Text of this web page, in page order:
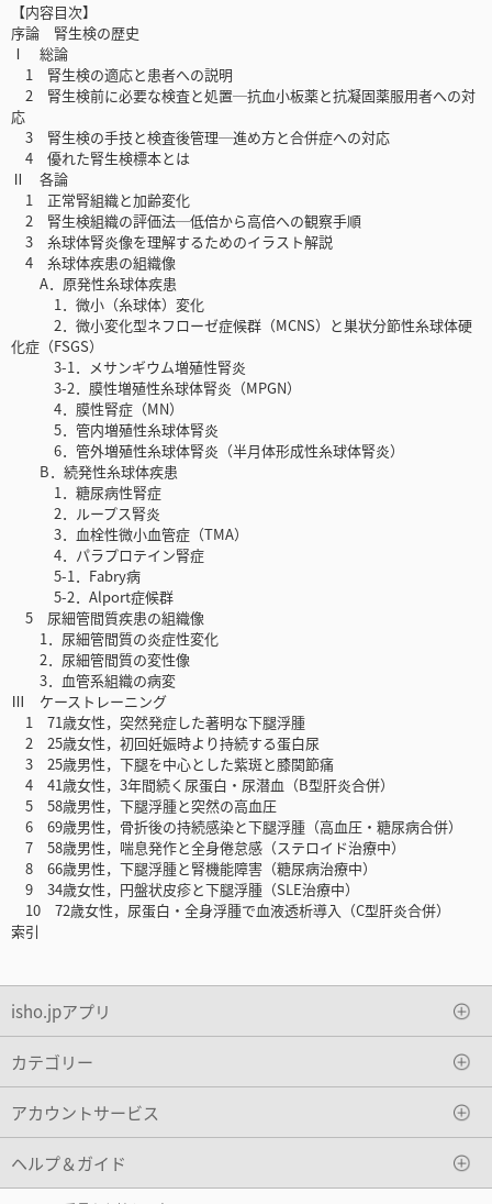
【内容目次】
序論 腎生検の歴史
Ⅰ 総論
1 腎生検の適応と患者への説明
2 腎生検前に必要な検査と処置─抗血小板薬と抗凝固薬服用者への対
応
3 腎生検の手技と検査後管理─進め方と合併症への対応
4 優れた腎生検標本とは
Ⅱ 各論
1 正常腎組織と加齢変化
2 腎生検組織の評価法─低倍から高倍への観察手順
3 糸球体腎炎像を理解するためのイラスト解説
4 糸球体疾患の組織像
A．原発性糸球体疾患
1．微小（糸球体）変化
2．微小変化型ネフローゼ症候群（MCNS）と巣状分節性糸球体硬
化症（FSGS）
3-1．メサンギウム増殖性腎炎
3-2．膜性増殖性糸球体腎炎（MPGN）
4．膜性腎症（MN）
5．管内増殖性糸球体腎炎
6．管外増殖性糸球体腎炎（半月体形成性糸球体腎炎）
B．続発性糸球体疾患
1．糖尿病性腎症
2．ループス腎炎
3．血栓性微小血管症（TMA）
4．パラプロテイン腎症
5-1．Fabry病
5-2．Alport症候群
5 尿細管間質疾患の組織像
1．尿細管間質の炎症性変化
2．尿細管間質の変性像
3．血管系組織の病変
Ⅲ ケーストレーニング
1 71歳女性，突然発症した著明な下腿浮腫
2 25歳女性，初回妊娠時より持続する蛋白尿
3 25歳男性，下腿を中心とした紫斑と膝関節痛
4 41歳女性，3年間続く尿蛋白・尿潜血（B型肝炎合併）
5 58歳男性，下腿浮腫と突然の高血圧
6 69歳男性，骨折後の持続感染と下腿浮腫（高血圧・糖尿病合併）
7 58歳男性，喘息発作と全身倦怠感（ステロイド治療中）
8 66歳男性，下腿浮腫と腎機能障害（糖尿病治療中）
9 34歳女性，円盤状皮疹と下腿浮腫（SLE治療中）
10 72歳女性，尿蛋白・全身浮腫で血液透析導入（C型肝炎合併）
索引
isho.jpアプリ
カテゴリー
アカウントサービス
ヘルプ＆ガイド